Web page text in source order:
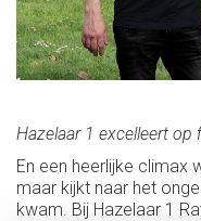
Hazelaar 1 excelleert op
En een heerlijke climax
maar kijkt naar het
kwam. Bij Hazelaar 1